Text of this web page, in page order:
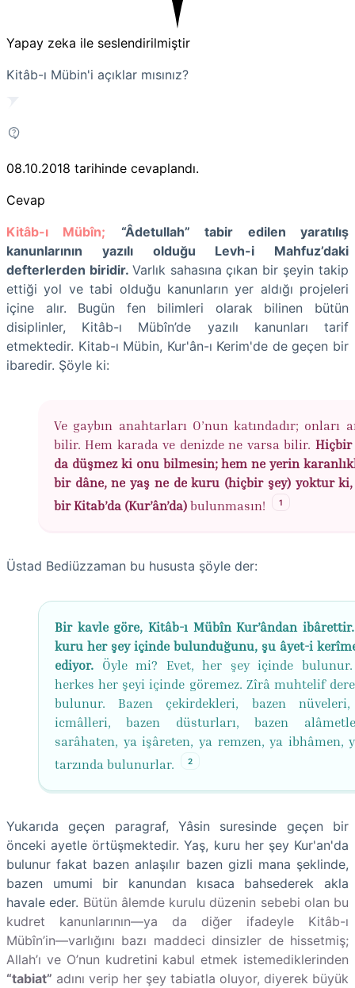
Yapay zeka ile seslendirilmiştir
Kitâb-ı Mübin'i açıklar mısınız?
08.10.2018 tarihinde cevaplandı.
Cevap
Kitâb-ı Mübîn;
“Âdetullah” tabir edilen yaratılış
kanunlarının yazılı olduğu Levh-i Mahfuz’daki
defterlerden biridir. Varlık sahasına çıkan bir şeyin takip
ettiği yol ve tabi olduğu kanunların yer aldığı projeleri
içine alır. Bugün fen bilimleri olarak bilinen bütün
disiplinler, Kitâb-ı Mübîn’de yazılı kanunları tarif
etmektedir. Kitab-ı Mübin, Kur'ân-ı Kerim'de de geçen bir
ibaredir. Şöyle ki:
Ve gaybın anahtarları O’nun katındadır; onları
bilir. Hem karada ve denizde ne varsa bilir. Hiçbir
da düşmez ki onu bilmesin; hem ne yerin
bir dâne, ne yaş ne de kuru (hiçbir şey) yoktur ki,
bir Kitab’da (Kur’ân’da) bulunmasın! 1
Üstad Bediüzzaman bu hususta şöyle der:
Bir kavle göre, Kitâb-ı Mübîn Kur’ândan
kuru her şey içinde bulunduğunu, şu âyet-i
ediyor. Öyle mi? Evet, her şey içinde
herkes her şeyi içinde göremez. Zîrâ muhtelif
bulunur. Bazen çekirdekleri, bazen nüveleri,
icmâlleri, bazen düsturları, bazen
sarâhaten, ya işâreten, ya remzen, ya ibhâmen,
tarzında bulunurlar.
2
Yukarıda geçen paragraf, Yâsin suresinde geçen bir
önceki ayetle örtüşmektedir. Yaş, kuru her şey Kur'an'da
bulunur fakat bazen anlaşılır bazen gizli mana şeklinde,
bazen umumi bir kanundan kısaca bahsederek akla
havale eder. Bütün âlemde kurulu düzenin sebebi olan bu
kudret kanunlarının—ya da diğer ifadeyle Kitâb-ı
Mübîn’in—varlığını bazı maddeci dinsizler de hissetmiş;
Allah’ı ve O’nun kudretini kabul etmek istemediklerinden
“tabiat” adını verip her şey tabiatla oluyor, diyerek büyük